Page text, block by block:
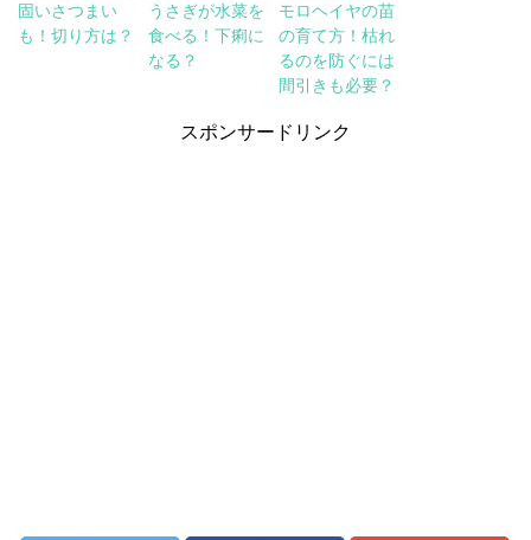
固いさつまい
も！切り方は？
うさぎが水菜を
食べる！下痢に
なる？
モロヘイヤの苗
の育て方！枯れ
るのを防ぐには
間引きも必要？
スポンサードリンク